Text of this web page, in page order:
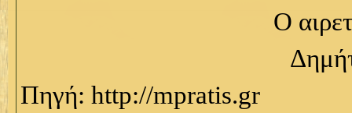
Ο
Πηγή: http://mpratis.gr